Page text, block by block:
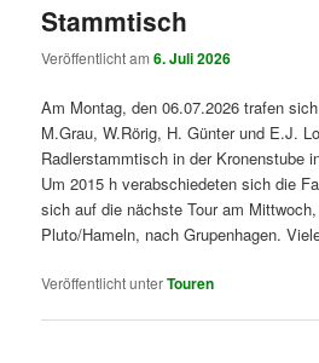
Stammtisch
Veröffentlicht am6. Juli 2026
Am Montag, den 06.07.2026 trafen
M.Grau, W.Rörig, H. Günter und E.J.
Radlerstammtisch in der Kronenstube
Um 2015 h verabschiedeten sich die
sich auf die nächste Tour am
Pluto/Hameln, nach Grupenhagen.
Veröffentlicht unterTouren